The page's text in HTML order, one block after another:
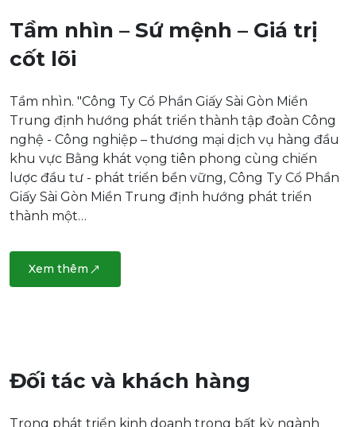
Tầm nhìn – Sứ mệnh – Giá trị
cốt lõi
Tầm nhìn. "Công Ty Cổ Phần Giấy Sài Gòn Miền
Trung định hướng phát triển thành tập đoàn Công
nghệ - Công nghiệp – thương mại dịch vụ hàng đầu
khu vực Bằng khát vọng tiên phong cùng chiến
lược đầu tư - phát triển bền vững, Công Ty Cổ Phần
Giấy Sài Gòn Miền Trung định hướng phát triển
thành một…
Xem thêm
Đối tác và khách hàng
Trong phát triển kinh doanh trong bất kỳ ngành